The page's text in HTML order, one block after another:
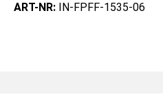
ART-NR: IN-FPFF-1535-06